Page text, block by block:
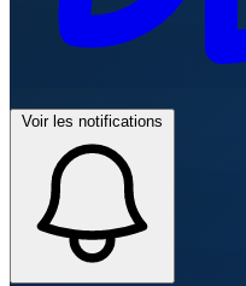
Voir les notifications